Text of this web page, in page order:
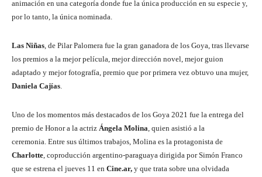
animación en una categoría donde fue la única producción en su especie y,
por lo tanto, la única nominada.
Las Niñas, de Pilar Palomera fue la gran ganadora de los Goya, tras llevarse
los premios a la mejor película, mejor dirección novel, mejor guion
adaptado y mejor fotografía, premio que por primera vez obtuvo una mujer,
Daniela Cajías.
Uno de los momentos más destacados de los Goya 2021 fue la entrega del
premio de Honor a la actriz Ángela Molina, quien asistió a la
ceremonia. Entre sus últimos trabajos, Molina es la protagonista de
Charlotte, coproducción argentino-paraguaya dirigida por Simón Franco
que se estrena el jueves 11 en Cine.ar, y que trata sobre una olvidada